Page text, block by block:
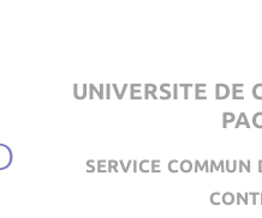
UNIVERSITE DE
service